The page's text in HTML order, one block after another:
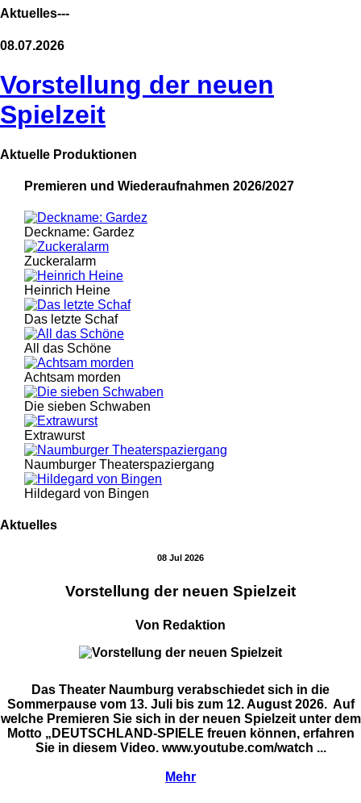
Aktuelles---
08.07.2026
Vorstellung der neuen
Spielzeit
Aktuelle Produktionen
Premieren und Wiederaufnahmen 2026/2027
Deckname: Gardez
Zuckeralarm
Heinrich Heine
Das letzte Schaf
All das Schöne
Achtsam morden
Die sieben Schwaben
Extrawurst
Naumburger Theaterspaziergang
Hildegard von Bingen
Aktuelles
08 Jul 2026
Vorstellung der neuen Spielzeit
Von Redaktion
Das Theater Naumburg verabschiedet sich in die
Sommerpause vom 13. Juli bis zum 12. August 2026. Auf
welche Premieren Sie sich in der neuen Spielzeit unter dem
Motto „DEUTSCHLAND-SPIELE freuen können, erfahren
Sie in diesem Video. www.youtube.com/watch ...
Mehr